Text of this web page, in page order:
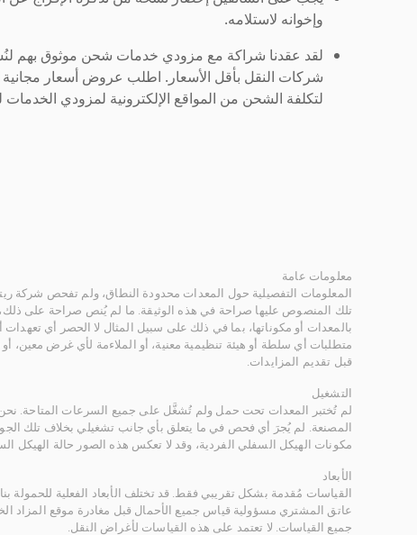
وإخوانه لاستلامه.
لقد عقدنا شراكة مع مزودي خدمات شحن موثوق بهم
شركات النقل بأقل الأسعار. اطلب عروض أسعار
لتكلفة الشحن من المواقع الإلكترونية لمزودي الخدمات
معلومات عامة
المعلومات التفصيلية حول المعدات محدودة النطاق، ولم تفحص شركة
تلك المنصوص عليها صراحة في هذه الوثيقة. ما لم يُنص صراحة على
بالمعدات أو مكوناتها، بما في ذلك على سبيل المثال لا الحصر أي تعهدات
متطلبات أي سلطة أو هيئة تنظيمية معنية، أو الملاءمة لأي غرض
قبل تقديم المزايدات.
التشغيل
لم تُختبر المعدات تحت حمل ولم تُشغَّل على جميع السرعات المتاحة.
المصنعة. لم يُجرَ أي فحص في ما يتعلق بأي جانب تشغيلي بخلاف تلك
مكونات الهيكل السفلي الفردية، وقد لا تعكس هذه الصور حالة الهيكل
الأبعاد
القياسات مُقدمة بشكل تقريبي فقط. قد تختلف الأبعاد الفعلية للحمولة
عاتق المشتري مسؤولية قياس جميع الأحمال قبل مغادرة موقع المزاد
جميع القياسات. لا تعتمد على هذه القياسات لأغراض النقل.